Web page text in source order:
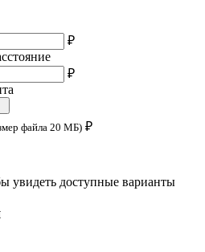
₽
₽
файла 20 МБ) ₽
увидеть доступные варианты